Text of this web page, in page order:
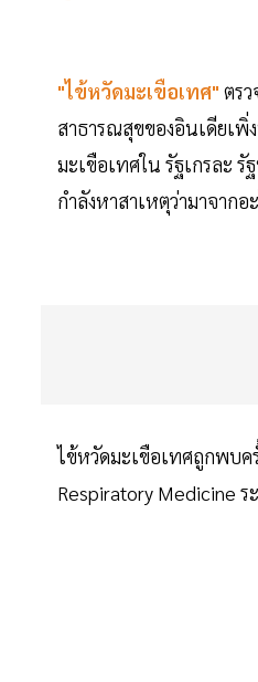
"ไข้หวัดมะเขือเทศ" ตร
สาธารณสุขของอินเดียเพิ่
มะเขือเทศใน รัฐเกรละ
กำลังหาสาเหตุว่ามาจากอ
ไข้หวัดมะเขือเทศถูกพบค
Respiratory Medicine ร